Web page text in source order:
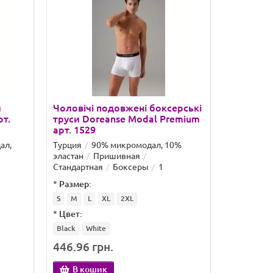
Чоловічі подовжені боксерські
труси Doreanse Modal Premium
арт. 1529
Турция
90% микромодал, 10%
эластан
Пришивная
Стандартная
Боксеры
1
* Размер:
S M L XL 2XL
* Цвет:
Black White
446.96 грн.
В кошик